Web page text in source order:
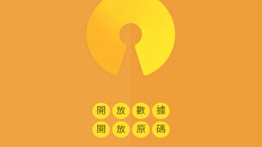
開 放 數
據
開
放 原 碼